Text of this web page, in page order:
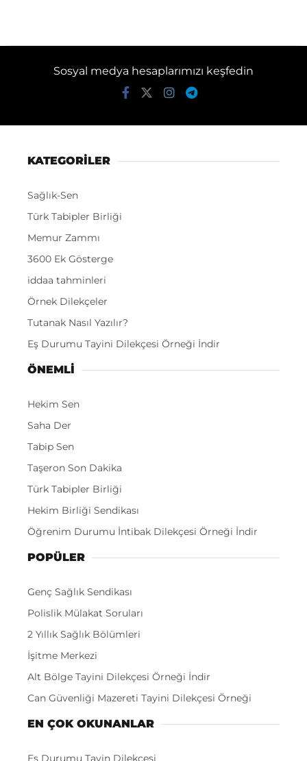
Sosyal medya hesaplarımızı keşfedin
KATEGORİLER
Sağlık-Sen
Türk Tabipler Birliği
Memur Zammı
3600 Ek Gösterge
iddaa tahminleri
Örnek Dilekçeler
Tutanak Nasıl Yazılır?
Eş Durumu Tayini Dilekçesi Örneği İndir
ÖNEMLI
Hekim Sen
Saha Der
Tabip Sen
Taşeron Son Dakika
Türk Tabipler Birliği
Hekim Birliği Sendikası
Öğrenim Durumu İntibak Dilekçesi Örneği İndir
POPÜLER
Genç Sağlık Sendikası
Polislik Mülakat Soruları
2 Yıllık Sağlık Bölümleri
İşitme Merkezi
Alt Bölge Tayini Dilekçesi Örneği İndir
Can Güvenliği Mazereti Tayini Dilekçesi Örneği
EN ÇOK OKUNANLAR
Eş Durumu Tayin Dilekçesi